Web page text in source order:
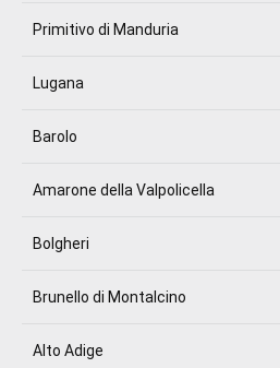
Primitivo di Manduria
Lugana
Barolo
Amarone della Valpolicella
Bolgheri
Brunello di Montalcino
Alto Adige